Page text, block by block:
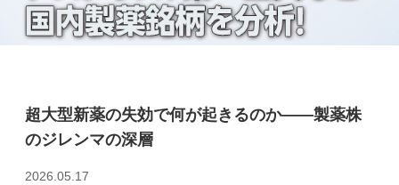
超大型新薬の失効で何が起きるのか――製薬株
のジレンマの深層
2026.05.17